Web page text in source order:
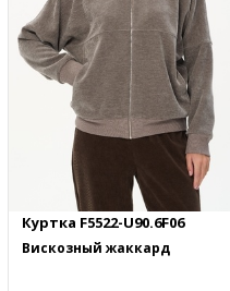
Куртка F5522-U90.6F06
Вискозный жаккард